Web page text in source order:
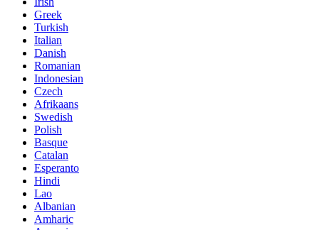
Greek
Turkish
Italian
Danish
Romanian
Indonesian
Czech
Afrikaans
Swedish
Polish
Basque
Catalan
Esperanto
Hindi
Lao
Albanian
Amharic